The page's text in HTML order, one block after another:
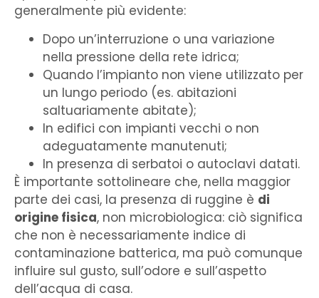
generalmente più evidente:
Dopo un’interruzione o una variazione
nella pressione della rete idrica;
Quando l’impianto non viene utilizzato per
un lungo periodo (es. abitazioni
saltuariamente abitate);
In edifici con impianti vecchi o non
adeguatamente manutenuti;
In presenza di serbatoi o autoclavi datati.
È importante sottolineare che, nella maggior
parte dei casi, la presenza di ruggine è di
origine fisica, non microbiologica: ciò significa
che non è necessariamente indice di
contaminazione batterica, ma può comunque
influire sul gusto, sull’odore e sull’aspetto
dell’acqua di casa.